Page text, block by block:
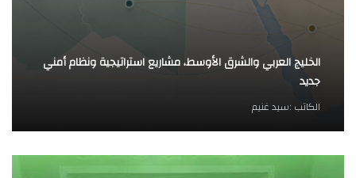
الخليج العربي والشرق الأوسط، مشاريع استراتيجية ونظام أمني
جديد
الكاتب :سيد غنيم